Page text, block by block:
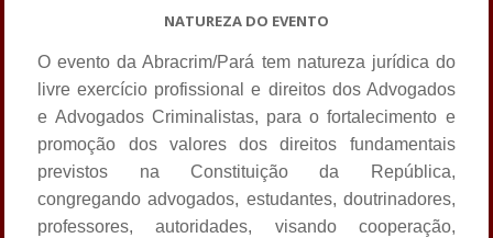
NATUREZA DO EVENTO
O evento da Abracrim/Pará tem natureza jurídica do
livre exercício profissional e direitos dos Advogados
e Advogados Criminalistas, para o fortalecimento e
promoção dos valores dos direitos fundamentais
previstos na Constituição da República,
congregando advogados, estudantes, doutrinadores,
professores, autoridades, visando cooperação,